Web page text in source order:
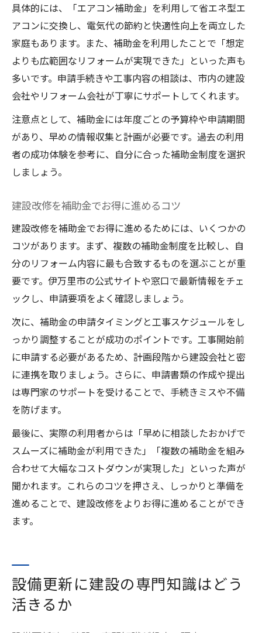
具体的には、「エアコン補助金」を利用して省エネ型エ
アコンに交換し、電気代の節約と快適性向上を両立した
家庭もあります。また、補助金を利用したことで「想定
よりも広範囲なリフォームが実現できた」といった声も
多いです。申請手続きや工事内容の相談は、市内の建設
会社やリフォーム会社が丁寧にサポートしてくれます。
注意点として、補助金には年度ごとの予算枠や申請期間
があり、早めの情報収集と計画が必要です。過去の利用
者の成功体験を参考に、自分に合った補助金制度を選択
しましょう。
建設改修を補助金でお得に進めるコツ
建設改修を補助金でお得に進めるためには、いくつかの
コツがあります。まず、複数の補助金制度を比較し、自
分のリフォーム内容に最も合致するものを選ぶことが重
要です。伊万里市の公式サイトや窓口で最新情報をチェ
ックし、申請要項をよく確認しましょう。
次に、補助金の申請タイミングと工事スケジュールをし
っかり調整することが成功のポイントです。工事開始前
に申請する必要があるため、計画段階から建設会社と密
に連携を取りましょう。さらに、申請書類の作成や提出
は専門家のサポートを受けることで、手続きミスや不備
を防げます。
最後に、実際の利用者からは「早めに相談したおかげで
スムーズに補助金が利用できた」「複数の補助金を組み
合わせて大幅なコストダウンが実現した」といった声が
聞かれます。これらのコツを押さえ、しっかりと準備を
進めることで、建設改修をよりお得に進めることができ
ます。
設備更新に建設の専門知識はどう
活きるか